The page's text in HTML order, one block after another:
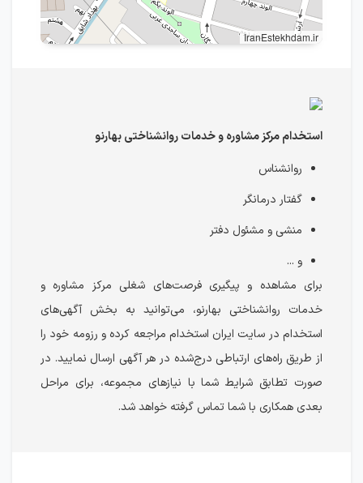
IranEstekhdam.ir
استخدام مرکز مشاوره و خدمات روانشناختی بهارنو
روانشناس
گفتار درمانگر
منشی و مشئول دفتر
و ...
برای مشاهده و پیگیری فرصت‌های شغلی مرکز مشاوره و
خدمات روانشناختی بهارنو، می‌توانید به بخش آگهی‌های
استخدام در سایت ایران استخدام مراجعه کرده و رزومه خود را
از طریق راه‌های ارتباطی درج‌شده در هر آگهی ارسال نمایید. در
صورت تطابق شرایط شما با نیازهای مجموعه، برای مراحل
بعدی همکاری با شما تماس گرفته خواهد شد.